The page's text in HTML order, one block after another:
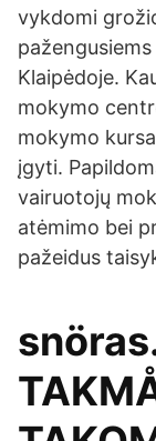
vykdomi
Klaipėdoje.
mokymo
mokymo
įgyti.
vairuotojų
atėmimo bei
pažeidus